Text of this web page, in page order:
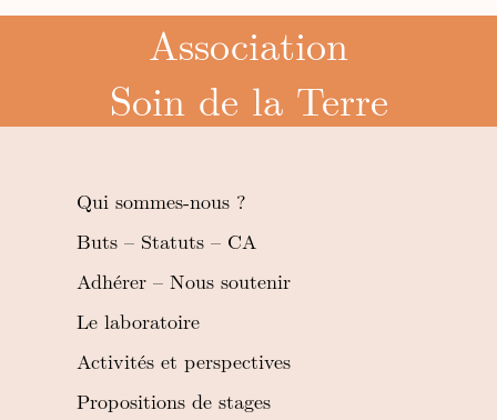
Association
Soin de la Terre
Qui sommes-nous ?
Buts – Statuts – CA
Adhérer – Nous soutenir
Le laboratoire
Activités et perspectives
Propositions de stages